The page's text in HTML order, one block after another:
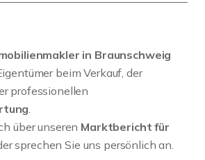
in Braunschweig
beim Verkauf, der
professionellen
.
über unseren Marktbericht für
sprechen Sie uns persönlich an.